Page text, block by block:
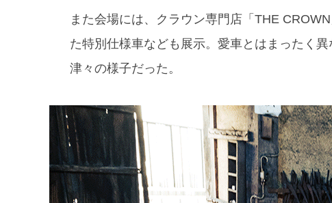
また会場には、クラウン専門店「THE
た特別仕様車なども展示。愛車とはまったく
津々の様子だった。